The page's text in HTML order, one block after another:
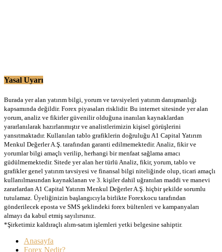
Yasal Uyarı
Burada yer alan yatırım bilgi, yorum ve tavsiyeleri yatırım danışmanlığı
kapsamında değildir. Forex piyasaları risklidir. Bu internet sitesinde yer alan
yorum, analiz ve fikirler güvenilir olduğuna inanılan kaynaklardan
yararlanılarak hazırlanmıştır ve analistlerimizin kişisel görüşlerini
yansıtmaktadır. Kullanılan tablo grafiklerin doğruluğu A1 Capital Yatırım
Menkul Değerler A.Ş. tarafından garanti edilmemektedir. Analiz, fikir ve
yorumlar bilgi amaçlı verilip, herhangi bir menfaat sağlama amacı
güdülmemektedir. Sitede yer alan her türlü Analiz, fikir, yorum, tablo ve
grafikler genel yatırım tavsiyesi ve finansal bilgi niteliğinde olup, ticari amaçlı
kullanılmasından kaynaklanan ve 3. kişiler dahil uğranılan maddi ve manevi
zararlardan A1 Capital Yatırım Menkul Değerler A.Ş. hiçbir şekilde sorumlu
tutulamaz. Üyeliğinizin başlangıcıyla birlikte Forexkocu tarafından
gönderilecek eposta ve SMS şeklindeki forex bültenleri ve kampanyaları
almayı da kabul etmiş sayılırsınız.
*Şirketimiz kaldıraçlı alım-satım işlemleri yetki belgesine sahiptir.
Anasayfa
Forex Nedir?